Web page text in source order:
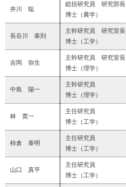
井川 聡
総括研究員 研究部長
博士（農学）
長谷川 泰則
主幹研究員
研究室長
博士（工学）
吉岡 弥生
主幹研究員
研究室長
博士（理学）
中島 陽一
主幹研究員
博士（理学）
林 寛一
主任研究員
博士（工学）
柿倉 泰明
主任研究員
博士（工学）
山口 真平
主任研究員
博士（工学）